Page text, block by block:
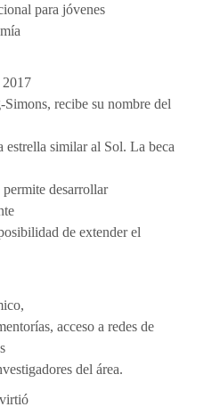
para jóvenes
2017
recibe su nombre del
estrella similar al Sol. La beca
desarrollar
de extender el
acceso a redes de
del área.